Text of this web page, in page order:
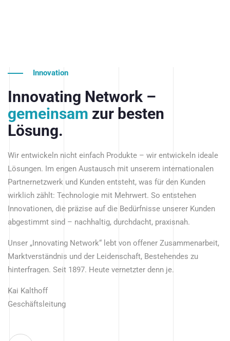
Innovation
Innovating Network –
gemeinsam zur besten
Lösung.
Wir entwickeln nicht einfach Produkte – wir entwickeln ideale
Lösungen. Im engen Austausch mit unserem internationalen
Partnernetzwerk und Kunden entsteht, was für den Kunden
wirklich zählt: Technologie mit Mehrwert. So entstehen
Innovationen, die präzise auf die Bedürfnisse unserer Kunden
abgestimmt sind – nachhaltig, durchdacht, praxisnah.
Unser „Innovating Network“ lebt von offener Zusammenarbeit,
Marktverständnis und der Leidenschaft, Bestehendes zu
hinterfragen. Seit 1897. Heute vernetzter denn je.
Kai Kalthoff
Geschäftsleitung